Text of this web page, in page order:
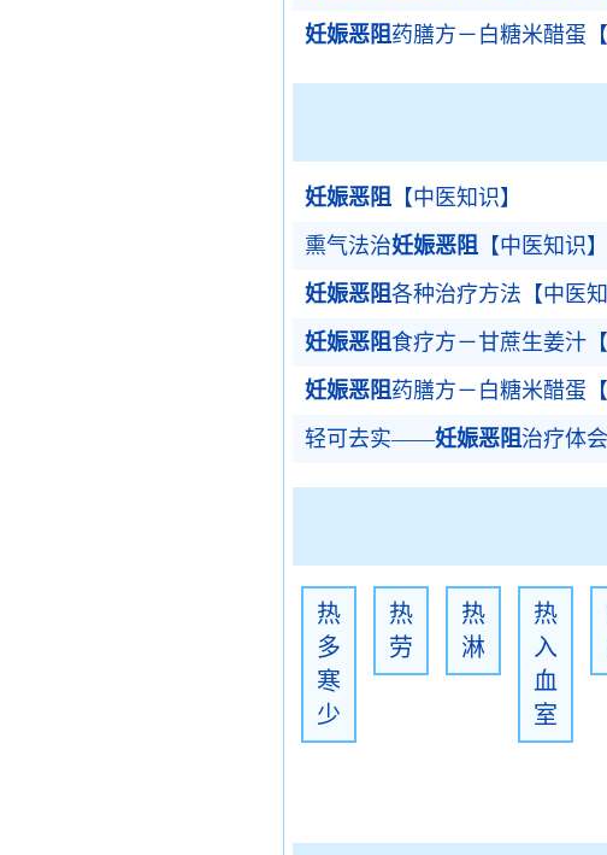
妊娠恶阻药膳方－白糖米醋蛋
妊娠恶阻 【中医知识】
熏气法治妊娠恶阻 【中医知识】
妊娠恶阻各种治疗方法【中医知
妊娠恶阻食疗方－甘蔗生姜汁【
妊娠恶阻药膳方－白糖米醋蛋【
轻可去实——妊娠恶阻治疗体
热
多
寒
少
热
劳
热
淋
热
入
血
室